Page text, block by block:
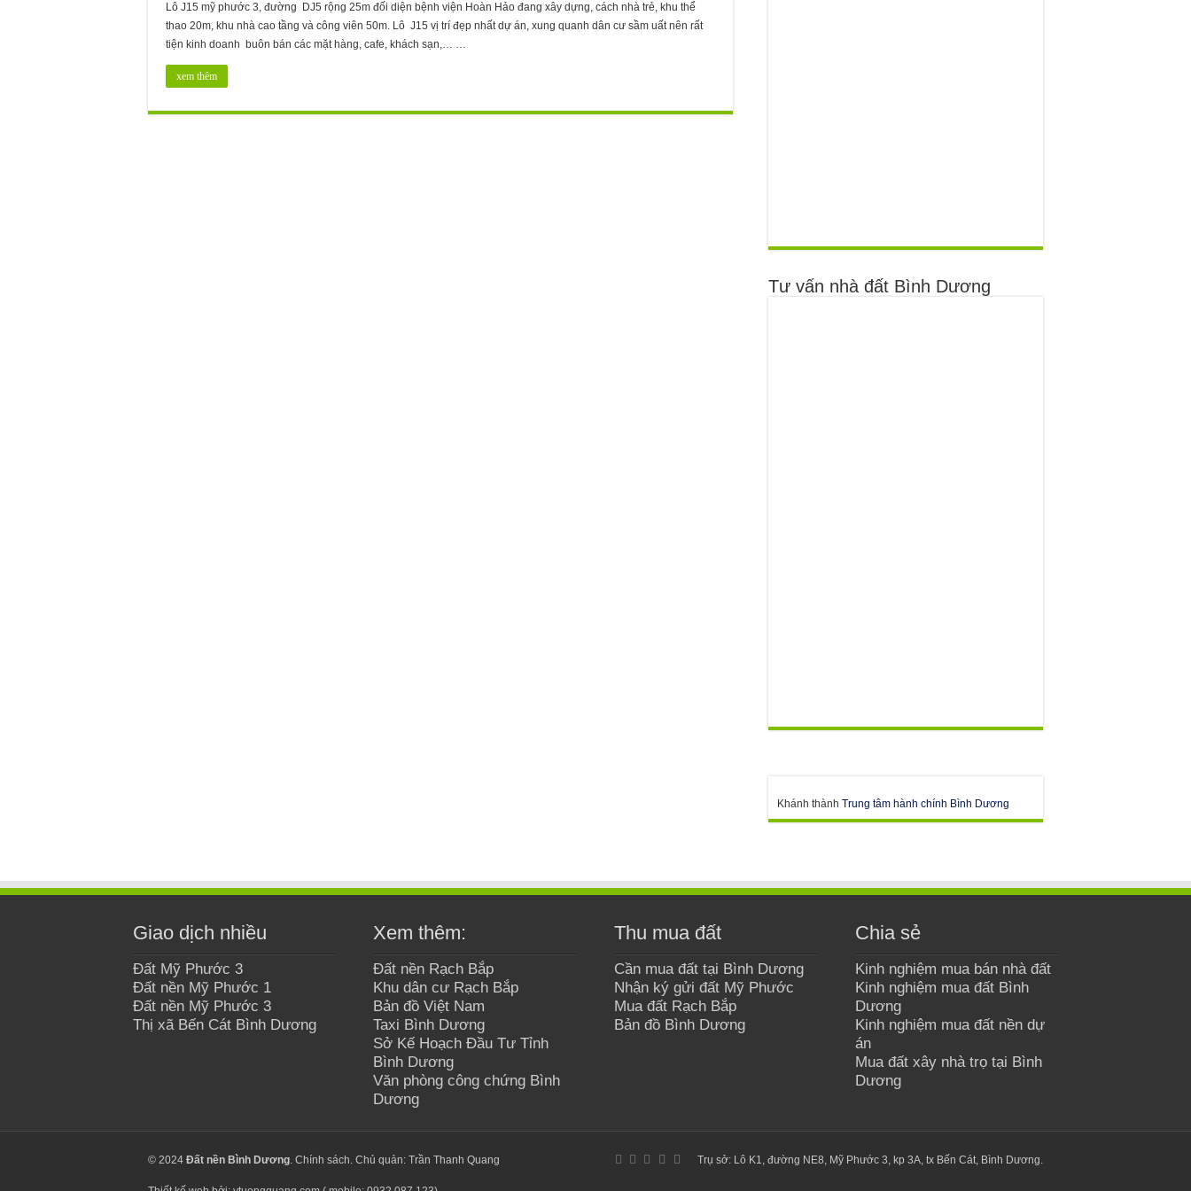
Lô J15 mỹ phước 3, đường DJ5 rộng 25m đối diện bệnh viện Hoàn Hảo đang xây dựng, cách nhà trẻ, khu thể
thao 20m, khu nhà cao tầng và công viên 50m. Lô J15 vị trí đẹp nhất dự án, xung quanh dân cư sầm uất nên rất
tiện kinh doanh buôn bán các mặt hàng, cafe, khách sạn,… …
xem thêm
Tư vấn nhà đất Bình Dương
Khánh thành Trung tâm hành chính Bình Dương
Giao dịch nhiều
Đất Mỹ Phước 3
Đất nền Mỹ Phước 1
Đất nền Mỹ Phước 3
Thị xã Bến Cát Bình Dương
Xem thêm:
Đất nền Rạch Bắp
Khu dân cư Rạch Bắp
Bản đồ Việt Nam
Taxi Bình Dương
Sở Kế Hoạch Đầu Tư Tỉnh
Bình Dương
Văn phòng công chứng Bình
Dương
Thu mua đất
Cần mua đất tại Bình Dương
Nhận ký gửi đất Mỹ Phước
Mua đất Rạch Bắp
Bản đồ Bình Dương
Chia sẻ
Kinh nghiệm mua bán nhà đất
Kinh nghiệm mua đất Bình
Dương
Kinh nghiệm mua đất nền dự
án
Mua đất xây nhà trọ tại Bình
Dương
Trụ sở: Lô K1, đường NE8, Mỹ Phước 3, kp 3A, tx Bến Cát, Bình Dương.
© 2024 Đất nền Bình Dương. Chính sách. Chủ quản: Trần Thanh Quang